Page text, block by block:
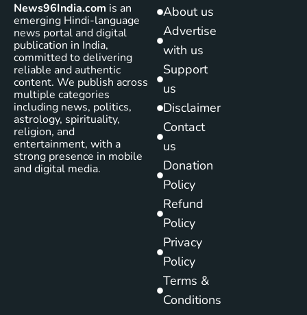
News96India.com is an
emerging Hindi-language
news portal and digital
publication in India,
committed to delivering
reliable and authentic
content. We publish across
multiple categories
including news, politics,
astrology, spirituality,
religion, and
entertainment, with a
strong presence in mobile
and digital media.
About us
Advertise
with us
Support
us
Disclaimer
Contact
us
Donation
Policy
Refund
Policy
Privacy
Policy
Terms &
Conditions